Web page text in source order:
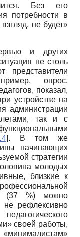
Без его
потребности в
не будет»
и других
не столь
представители
опрос,
показал,
устройстве на
администрации
так и с
]. В том же
начинающих
стратегии
молодых
близкие к
(37 %) можно
не рефлексивно
своей работы,